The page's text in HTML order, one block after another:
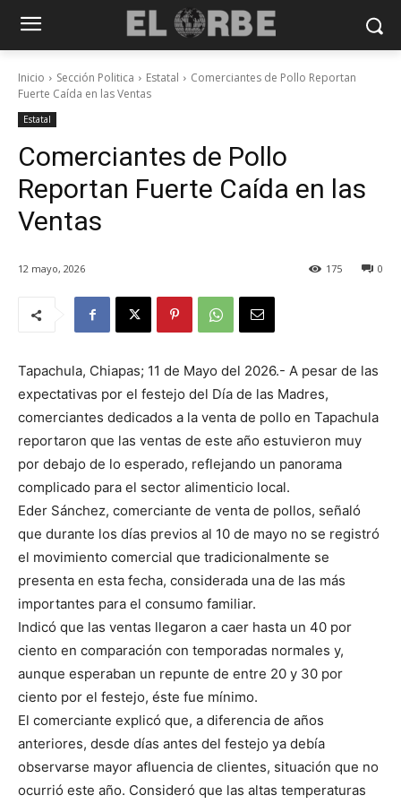
Inicio Sección Politica Estatal
Comerciantes de Pollo Reportan
Fuerte Caída en las Ventas
Estatal
Comerciantes de Pollo
Reportan Fuerte Caída en las
Ventas
12 mayo, 2026 0
175
Tapachula, Chiapas; 11 de Mayo del 2026.- A pesar de las
expectativas por el festejo del Día de las Madres,
comerciantes dedicados a la venta de pollo en Tapachula
reportaron que las ventas de este año estuvieron muy
por debajo de lo esperado, reflejando un panorama
complicado para el sector alimenticio local.
Eder Sánchez, comerciante de venta de pollos, señaló
que durante los días previos al 10 de mayo no se registró
el movimiento comercial que tradicionalmente se
presenta en esta fecha, considerada una de las más
importantes para el consumo familiar.
Indicó que las ventas llegaron a caer hasta un 40 por
ciento en comparación con temporadas normales y,
aunque esperaban un repunte de entre 20 y 30 por
ciento por el festejo, éste fue mínimo.
El comerciante explicó que, a diferencia de años
anteriores, desde días antes del festejo ya debía
observarse mayor afluencia de clientes, situación que no
ocurrió este año. Consideró que las altas temperaturas